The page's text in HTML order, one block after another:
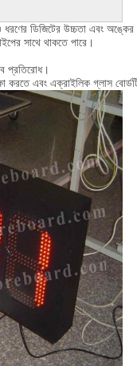
ডিজিটের উচ্চতা এবং
সাথে থাকতে পারে।
প্রতিরোধ।
করতে এবং এক্রাইলিক গ্লাস